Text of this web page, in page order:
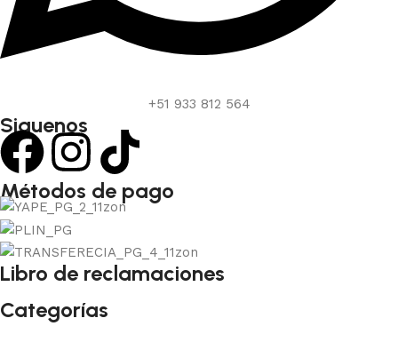
+51 933 812 564
Siguenos
Métodos de pago
Libro de reclamaciones
Categorías